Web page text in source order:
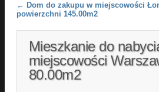
Post navigation
← Dom do zakupu w miejscowości
powierzchni 145.00m2
Mieszkanie do
miejscowości
80.00m2